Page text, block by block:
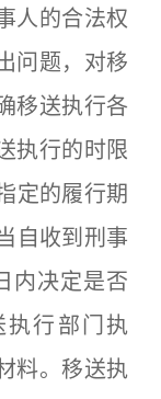
人的合法权
问题，对移
移送执行各
执行的时限
定的履行期
自收到刑事
内决定是否
执行部门执
料。移送执